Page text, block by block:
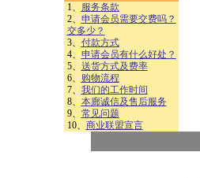
1、
服务条款
2、 申请会员需要交费吗？
交多少？
3、 付款方式
4、 申请会员有什么好处？
5、 送货方式及费率
6、
购物流程
7、 我们的工作时间
8、 本廊诚信及售后服务
9、 常见问题
10、 商业联盟宣言